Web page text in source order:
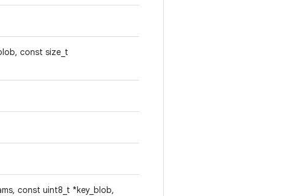
const size_t
const uint8_t *key_blob,